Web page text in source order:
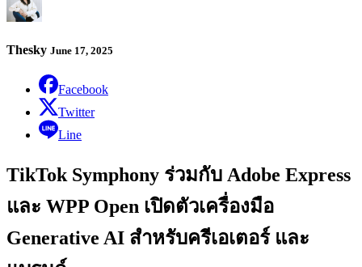
Thesky June 17, 2025
Facebook
Twitter
Line
TikTok Symphony ร่วมกับ Adobe Express
และ WPP Open เปิดตัวเครื่องมือ
Generative AI สำหรับครีเอเตอร์ และ